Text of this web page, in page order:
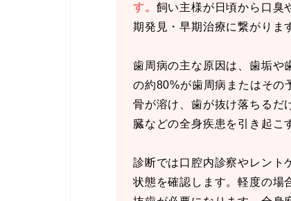
す。 飼い主様が日頃から口臭
期発見・早期治療に繋がりま
歯周病の主な原因は、歯垢や
の約80%が歯周病またはその
骨が溶け、歯が抜け落ちるだ
臓などの全身疾患を引き起こ
診断では口腔内診察やレント
状態を確認します。軽度の場